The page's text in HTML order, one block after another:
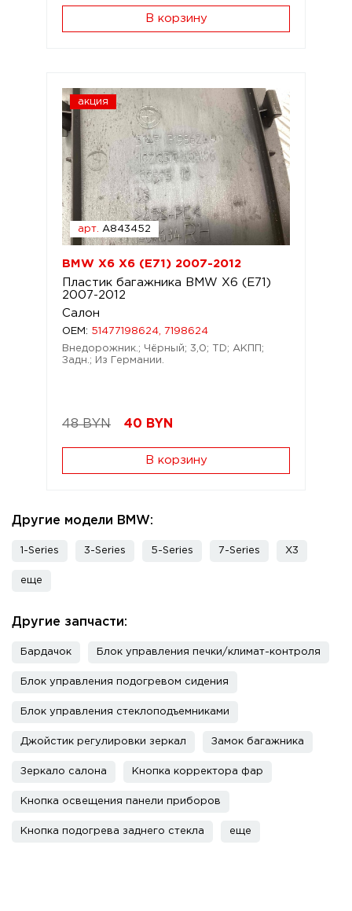
В корзину
акция
арт. A843452
BMW X6 X6 (E71) 2007-2012
Пластик багажника BMW X6 (E71)
2007-2012
Салон
OEM: 51477198624, 7198624
Внедорожник.; Чёрный; 3,0; TD; АКПП;
Задн.; Из Германии.
48 BYN 40 BYN
В корзину
Другие модели BMW:
1-Series 3-Series 5-Series 7-Series X3
еще
Другие запчасти:
Бардачок Блок управления печки/климат-контроля
Блок управления подогревом сидения
Блок управления стеклоподъемниками
Джойстик регулировки зеркал Замок багажника
Зеркало салона Кнопка корректора фар
Кнопка освещения панели приборов
Кнопка подогрева заднего стекла еще